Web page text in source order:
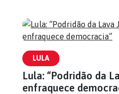
LULA
Lula: “Podridão da
enfraquece